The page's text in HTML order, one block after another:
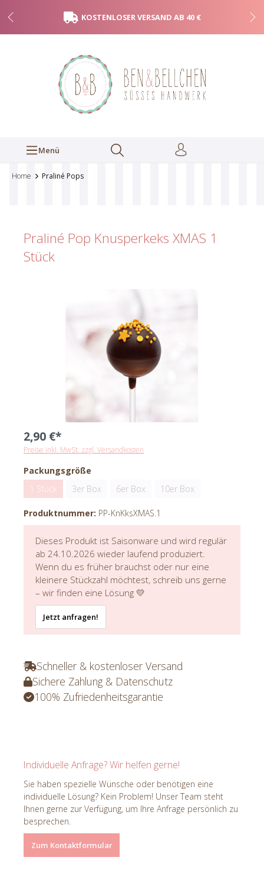
KOSTENLOSER VERSAND AB 40 €
Menü
Home Praliné Pops
Praliné Pop Knusperkeks XMAS 1
Stück
2,90 €*
Preise inkl. MwSt. zzgl. Versandkosten
Packungsgröße
1 Stück
3er Box 6er Box 10er Box
Produktnummer: PP-KnKksXMAS.1
Dieses Produkt ist Saisonware und wird regulär
ab 24.10.2026 wieder laufend produziert.
Wenn du es früher brauchst oder nur eine
kleinere Stückzahl möchtest, schreib uns gerne
– wir finden eine Lösung 💛
Jetzt anfragen!
Schneller & kostenloser Versand
Sichere Zahlung & Datenschutz
100% Zufriedenheitsgarantie
Individuelle Anfrage? Wir helfen gerne!
Sie haben spezielle Wünsche oder benötigen eine
individuelle Lösung? Kein Problem! Unser Team steht
Ihnen gerne zur Verfügung, um Ihre Anfrage persönlich zu
besprechen.
Zum Kontaktformular